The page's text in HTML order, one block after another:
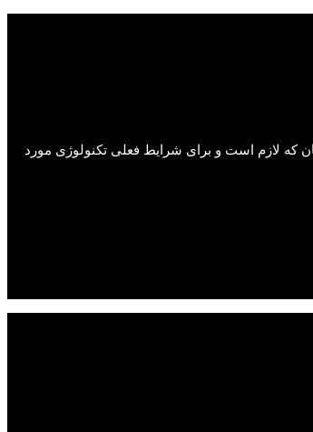
که لازم است و برای شرایط فعلی تکنولوژی مورد